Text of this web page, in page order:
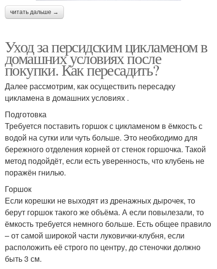
читать дальше →
Уход за персидским цикламеном в
домашних условиях после
покупки. Как пересадить?
Далее рассмотрим, как осуществить пересадку
цикламена в домашних условиях .
Подготовка
Требуется поставить горшок с цикламеном в ёмкость с
водой на сутки или чуть больше. Это необходимо для
бережного отделения корней от стенок горшочка. Такой
метод подойдёт, если есть уверенность, что клубень не
поражён гнилью.
Горшок
Если корешки не выходят из дренажных дырочек, то
берут горшок такого же объёма. А если повылезали, то
ёмкость требуется немного больше. Есть общее правило
– от самой широкой части луковички-клубня, если
расположить её строго по центру, до стеночки должно
быть 3 см.